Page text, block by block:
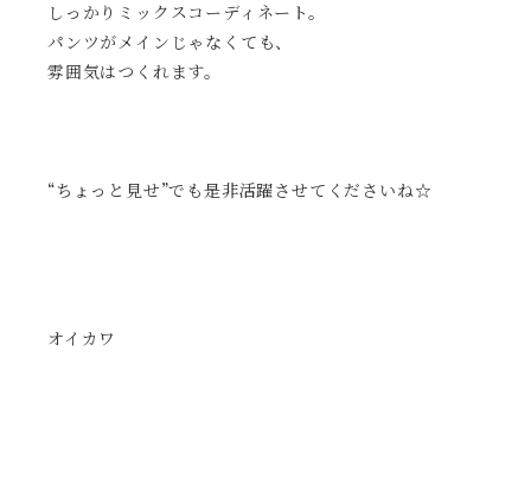
しっかりミックスコーディネート。
パンツがメインじゃなくても、
雰囲気はつくれます。
“ちょっと見せ”でも是非活躍させてくださいね☆
オイカワ